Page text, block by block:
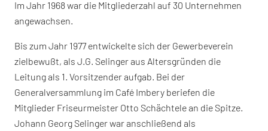
Im Jahr 1968 war die Mitgliederzahl auf 30 Unternehmen
angewachsen.
Bis zum Jahr 1977 entwickelte sich der Gewerbeverein
zielbewußt, als J.G. Selinger aus Altersgründen die
Leitung als 1. Vorsitzender aufgab. Bei der
Generalversammlung im Café Imbery beriefen die
Mitglieder Friseurmeister Otto Schächtele an die Spitze.
Johann Georg Selinger war anschließend als